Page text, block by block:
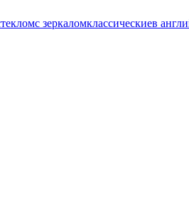
с зеркаломклассическиев